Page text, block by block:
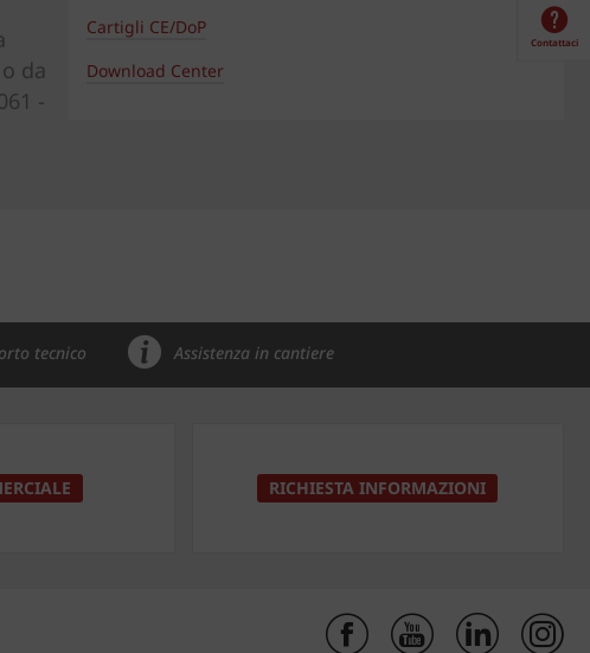
da
-
Cartigli CE/DoP
Download Center
Contattaci
tecnico Assistenza in cantiere
RICHIESTA INFORMAZIONI